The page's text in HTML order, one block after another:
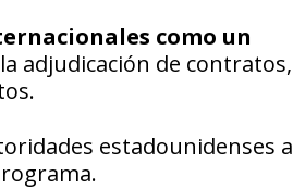
como un
adjudicación de contratos,
estadounidenses a